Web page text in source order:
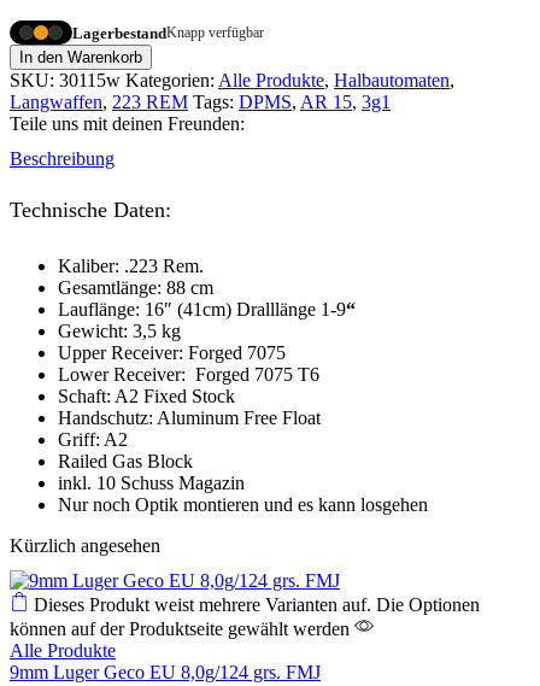
LagerbestandKnapp verfügbar
In den Warenkorb
SKU: 30115w Kategorien: Alle Produkte, Halbautomaten,
Langwaffen, 223 REM Tags: DPMS, AR 15, 3g1
Teile uns mit deinen Freunden:
Beschreibung
Technische Daten:
Kaliber: .223 Rem.
Gesamtlänge: 88 cm
Lauflänge: 16″ (41cm) Dralllänge 1-9“
Gewicht: 3,5 kg
Upper Receiver: Forged 7075
Lower Receiver: Forged 7075 T6
Schaft: A2 Fixed Stock
Handschutz: Aluminum Free Float
Griff: A2
Railed Gas Block
inkl. 10 Schuss Magazin
Nur noch Optik montieren und es kann losgehen
Kürzlich angesehen
Dieses Produkt weist mehrere Varianten auf. Die Optionen
können auf der Produktseite gewählt werden
Alle Produkte
9mm Luger Geco EU 8,0g/124 grs. FMJ